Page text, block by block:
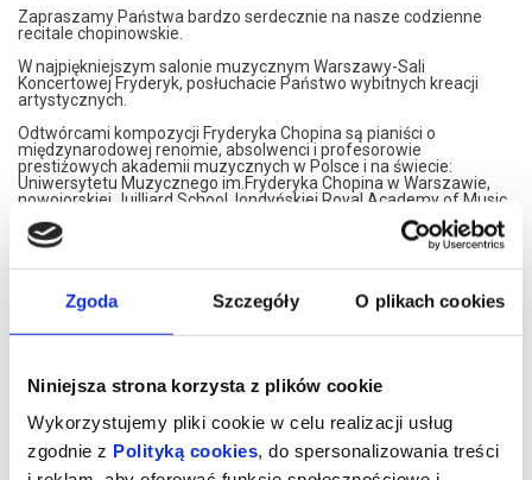
Zgoda Szczegóły O plikach cookies
Niniejsza strona korzysta z plików cookie
Wykorzystujemy pliki cookie w celu realizacji usług
zgodnie z Polityką cookies, do spersonalizowania treści
Zapraszamy Państwa bardzo serdecznie na nasze codzienne
recitale chopinowskie.
W najpiękniejszym salonie muzycznym Warszawy-Sali
Koncertowej Fryderyk, posłuchacie Państwo wybitnych kreacji
artystycznych.
Odtwórcami kompozycji Fryderyka Chopina są pianiści o
międzynarodowej renomie, absolwenci i profesorowie
prestiżowych akademii muzycznych w Polsce i na świecie:
Uniwersytetu Muzycznego im.Fryderyka Chopina w Warszawie,
nowojorskiej Juilliard School, londyńskiej Royal Academy of Music,
Konserwatorium w Moskwie czy francuskiego Conservatoire de
Paris.
Nasi artyści przedstawiają własne interpretacje utworów
Jego kompozycje.
Artyści graja na znakomitym, koncertowym fortepianie Steinway,
Koncerty maja formę XIX spotkań muzycznych. Wnętrze,
inspirowane jest XIX wiekiem, stąd eleganckie, kryształowe
żyrandole i stylowe dodatki XIX wiecznych designerów. Sala
Koncertowa Fryderyk została uznana za najpiękniejszą sale
kameralną w Warszawie.